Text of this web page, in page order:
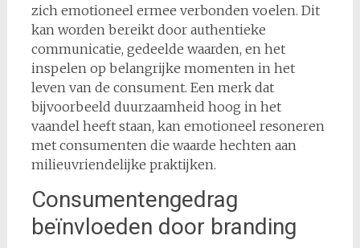
zich emotioneel ermee verbonden voelen. Dit
kan worden bereikt door authentieke
communicatie, gedeelde waarden, en het
inspelen op belangrijke momenten in het
leven van de consument. Een merk dat
bijvoorbeeld duurzaamheid hoog in het
vaandel heeft staan, kan emotioneel resoneren
met consumenten die waarde hechten aan
milieuvriendelijke praktijken.
Consumentengedrag
beïnvloeden door branding